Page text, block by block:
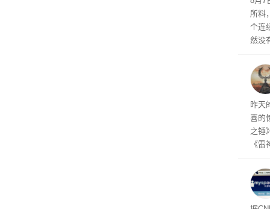
所料
个连
然没
有
着——
线
昨天
喜的
之锤
《
ox
出震